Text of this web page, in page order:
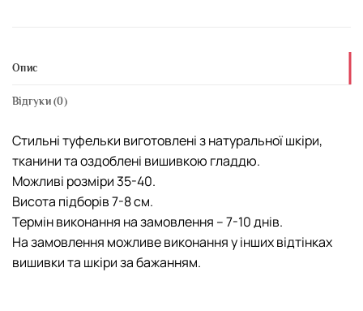
Опис
Відгуки (0)
Стильні туфельки виготовлені з натуральної шкіри,
тканини та оздоблені вишивкою гладдю.
Можливі розміри 35-40.
Висота підборів 7-8 см.
Термін виконання на замовлення – 7-10 днів.
На замовлення можливе виконання у інших відтінках
вишивки та шкіри за бажанням.